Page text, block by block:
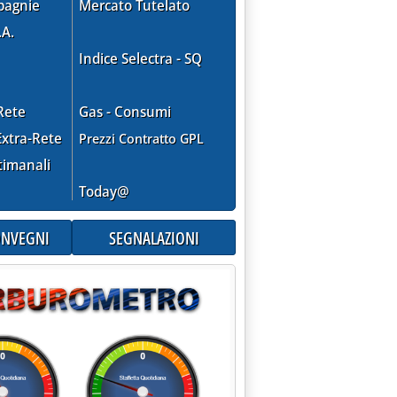
bilancio positivo per benzina e diesel '
Rete
Mercato Tutelato
Indice Selectra - SQ
Gas - Consumi
Prezzi Contratto GPL
Today@
SEGNALAZIONI